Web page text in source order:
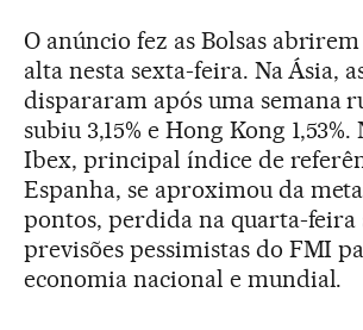
O anúncio fez as Bolsas
alta nesta sexta-feira. Na Ásia,
dispararam após uma semana
subiu 3,15% e Hong Kong
Ibex, principal índice de
Espanha, se aproximou da meta
pontos, perdida na quarta-feira
previsões pessimistas do FMI
economia nacional e mundial.